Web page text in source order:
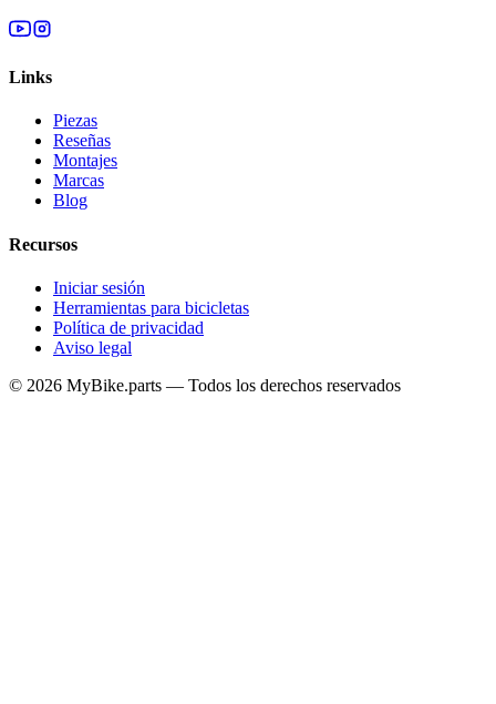
Links
Piezas
Reseñas
Montajes
Marcas
Blog
Recursos
Iniciar sesión
Herramientas para bicicletas
Política de privacidad
Aviso legal
© 2026 MyBike.parts — Todos los derechos reservados